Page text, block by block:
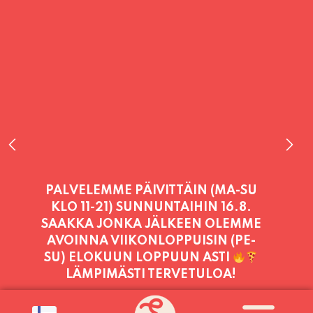
PALVELEMME TÄNÄÄN:
SUNNUNTAI 11:00 - 21:00
PALVELEMME PÄIVITTÄIN (MA-SU
KLO 11-21) SUNNUNTAIHIN 16.8.
SAAKKA JONKA JÄLKEEN OLEMME
AVOINNA VIIKONLOPPUISIN (PE-
SU) ELOKUUN LOPPUUN ASTI